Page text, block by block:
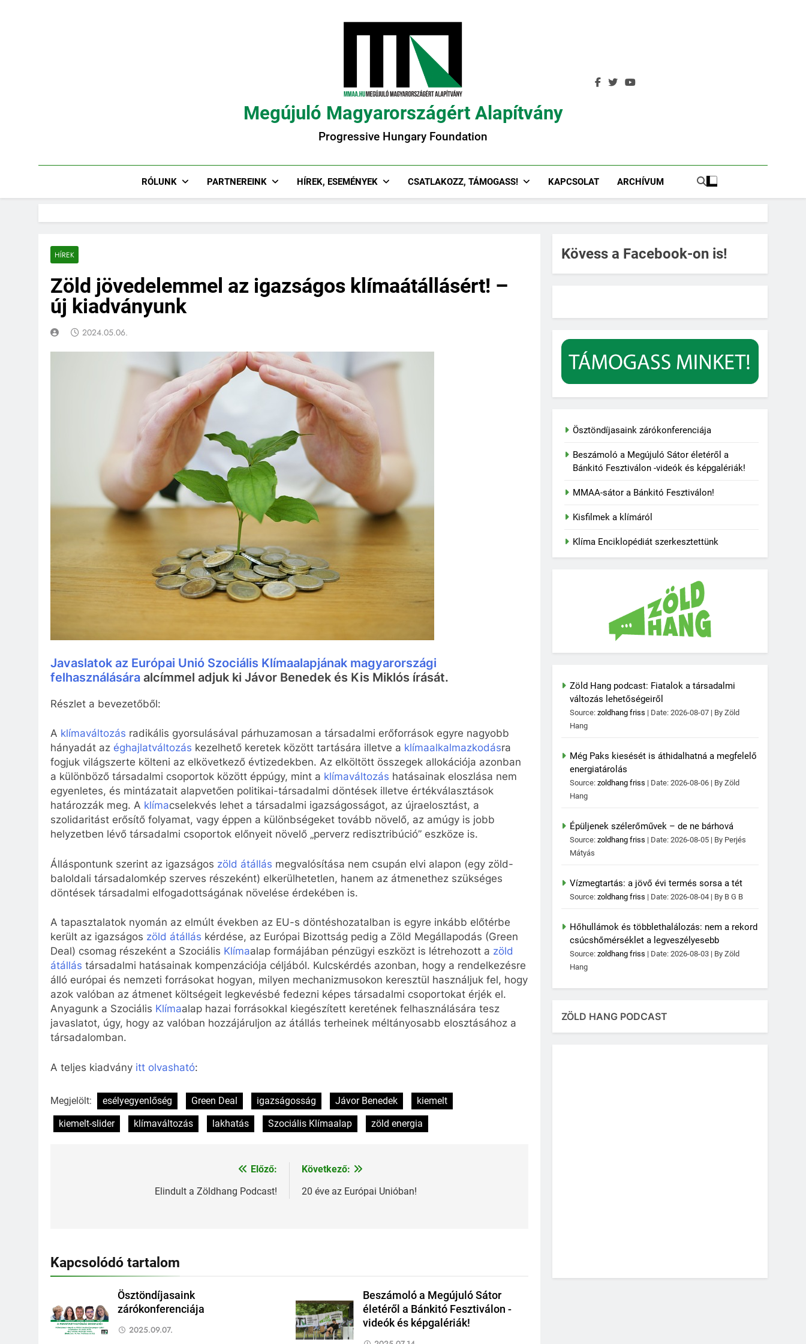
Megújuló Magyarországért Alapítvány
Progressive Hungary Foundation
RÓLUNK PARTNEREINK HÍREK, ESEMÉNYEK CSATLAKOZZ, TÁMOGASS! KAPCSOLAT ARCHÍVUM
HÍREK
Zöld jövedelemmel az igazságos klímaátállásért! –
új kiadványunk
2024.05.06.
Javaslatok az Európai Unió Szociális Klímaalapjának magyarországi
felhasználására alcímmel adjuk ki Jávor Benedek és Kis Miklós írását.
Részlet a bevezetőből:
A klímaváltozás radikális gyorsulásával párhuzamosan a társadalmi erőforrások egyre nagyobb
hányadát az éghajlatváltozás kezelhető keretek között tartására illetve a klímaalkalmazkodásra
fogjuk világszerte költeni az elkövetkező évtizedekben. Az elköltött összegek allokációja azonban
a különböző társadalmi csoportok között éppúgy, mint a klímaváltozás hatásainak eloszlása nem
egyenletes, és mintázatait alapvetően politikai-társadalmi döntések illetve értékválasztások
határozzák meg. A klímacselekvés lehet a társadalmi igazságosságot, az újraelosztást, a
szolidaritást erősítő folyamat, vagy éppen a különbségeket tovább növelő, az amúgy is jobb
helyzetben lévő társadalmi csoportok előnyeit növelő „perverz redisztribúció” eszköze is.
Álláspontunk szerint az igazságos zöld átállás megvalósítása nem csupán elvi alapon (egy zöld-
baloldali társadalomkép szerves részeként) elkerülhetetlen, hanem az átmenethez szükséges
döntések társadalmi elfogadottságának növelése érdekében is.
A tapasztalatok nyomán az elmúlt években az EU-s döntéshozatalban is egyre inkább előtérbe
került az igazságos zöld átállás kérdése, az Európai Bizottság pedig a Zöld Megállapodás (Green
Deal) csomag részeként a Szociális Klímaalap formájában pénzügyi eszközt is létrehozott a zöld
átállás társadalmi hatásainak kompenzációja céljából. Kulcskérdés azonban, hogy a rendelkezésre
álló európai és nemzeti forrásokat hogyan, milyen mechanizmusokon keresztül használjuk fel, hogy
azok valóban az átmenet költségeit legkevésbé fedezni képes társadalmi csoportokat érjék el.
Anyagunk a Szociális Klímaalap hazai forrásokkal kiegészített keretének felhasználására tesz
javaslatot, úgy, hogy az valóban hozzájáruljon az átállás terheinek méltányosabb elosztásához a
társadalomban.
A teljes kiadvány itt olvasható:
Megjelölt: esélyegyenlőség Green Deal igazságosság Jávor Benedek
kiemelt
kiemelt-slider
klímaváltozás lakhatás Szociális Klímaalap zöld energia
Előző:
Elindult a Zöldhang Podcast!
Következő:
20 éve az Európai Unióban!
Kapcsolódó tartalom
Ösztöndíjasaink
zárókonferenciája
2025.09.07.
Beszámoló a Megújuló Sátor
életéről a Bánkitó Fesztiválon -
videók és képgalériák!
Kövess a Facebook-on is!
Ösztöndíjasaink zárókonferenciája
Beszámoló a Megújuló Sátor életéről a
Bánkitó Fesztiválon -videók és képgalériák!
MMAA-sátor a Bánkitó Fesztiválon!
Kisfilmek a klímáról
Klíma Enciklopédiát szerkesztettünk
Zöld Hang podcast: Fiatalok a társadalmi
változás lehetőségeiről
Source:zoldhang friss Date: 2026-08-07
By Zöld
Hang
Még Paks kiesését is áthidalhatná a megfelelő
energiatárolás
Source:zoldhang friss Date: 2026-08-06
By Zöld
Hang
Épüljenek szélerőművek – de ne bárhová
Source:zoldhang friss Date: 2026-08-05
By Perjés
Mátyás
Vízmegtartás: a jövő évi termés sorsa a tét
Source:zoldhang friss Date: 2026-08-04 By B G B
Hőhullámok és többlethalálozás: nem a rekord
csúcshőmérséklet a legveszélyesebb
Source:zoldhang friss Date: 2026-08-03
By Zöld
Hang
ZÖLD HANG PODCAST